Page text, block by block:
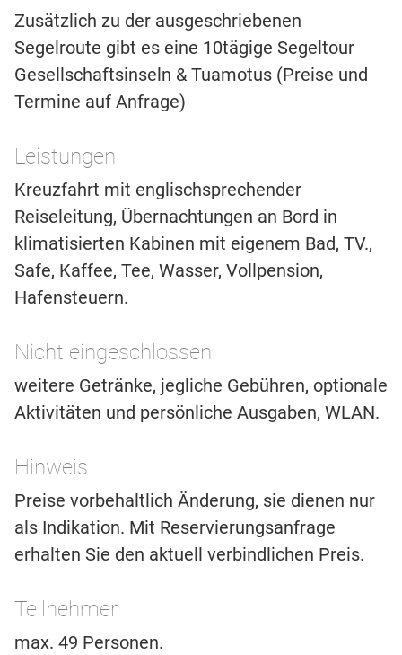
Zusätzlich zu der ausgeschriebenen
Segelroute gibt es eine 10tägige Segeltour
Gesellschaftsinseln & Tuamotus (Preise und
Termine auf Anfrage)
Leistungen
Kreuzfahrt mit englischsprechender
Reiseleitung, Übernachtungen an Bord in
klimatisierten Kabinen mit eigenem Bad, TV.,
Safe, Kaffee, Tee, Wasser, Vollpension,
Hafensteuern.
Nicht eingeschlossen
weitere Getränke, jegliche Gebühren, optionale
Aktivitäten und persönliche Ausgaben, WLAN.
Hinweis
Preise vorbehaltlich Änderung, sie dienen nur
als Indikation. Mit Reservierungsanfrage
erhalten Sie den aktuell verbindlichen Preis.
Teilnehmer
max. 49 Personen.